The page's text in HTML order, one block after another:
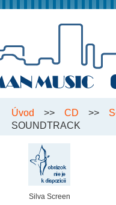
Úvod >> CD >>
SOUNDTRACK
Silva Screen